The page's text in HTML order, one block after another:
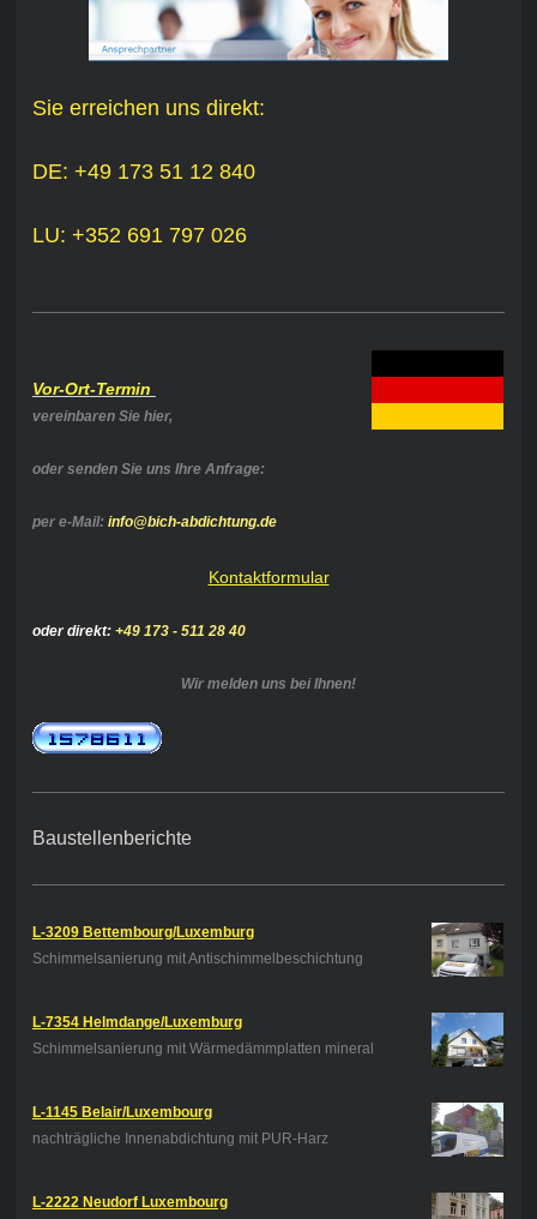
Sie erreichen uns direkt:
DE: +49 173 51 12 840
LU: +352 691 797 026
Vor-Ort-Termin
vereinbaren Sie hier,
oder senden Sie uns Ihre Anfrage:
per e-Mail: info@bich-abdichtung.de
Kontaktformular
oder direkt: +49 173 - 511 28 40
Wir melden uns bei Ihnen!
Baustellenberichte
L-3209 Bettembourg/Luxemburg
Schimmelsanierung mit Antischimmelbeschichtung
L-7354 Helmdange/Luxemburg
Schimmelsanierung mit Wärmedämmplatten mineral
L-1145 Belair/Luxembourg
nachträgliche Innenabdichtung mit PUR-Harz
L-2222 Neudorf Luxembourg